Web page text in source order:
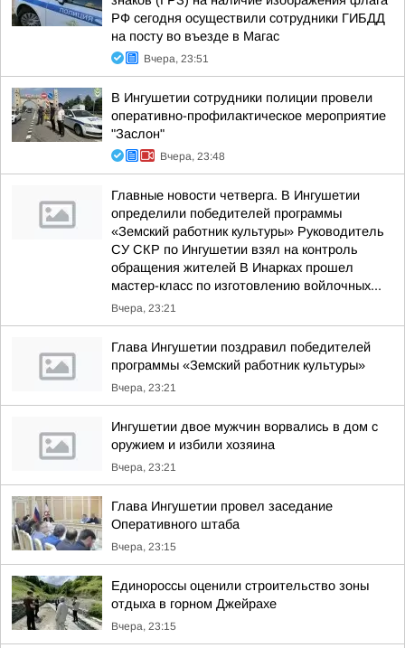
РФ сегодня осуществили сотрудники ГИБДД
на посту во въезде в Магас
Вчера, 23:51
В Ингушетии сотрудники полиции провели
оперативно-профилактическое мероприятие
"Заслон"
Вчера, 23:48
Главные новости четверга. В Ингушетии
определили победителей программы
«Земский работник культуры» Руководитель
СУ СКР по Ингушетии взял на контроль
обращения жителей В Инарках прошел
мастер-класс по изготовлению войлочных...
Вчера, 23:21
Глава Ингушетии поздравил победителей
программы «Земский работник культуры»
Вчера, 23:21
Ингушетии двое мужчин ворвались в дом с
оружием и избили хозяина
Вчера, 23:21
Глава Ингушетии провел заседание
Оперативного штаба
Вчера, 23:15
Единороссы оценили строительство зоны
отдыха в горном Джейрахе
Вчера, 23:15